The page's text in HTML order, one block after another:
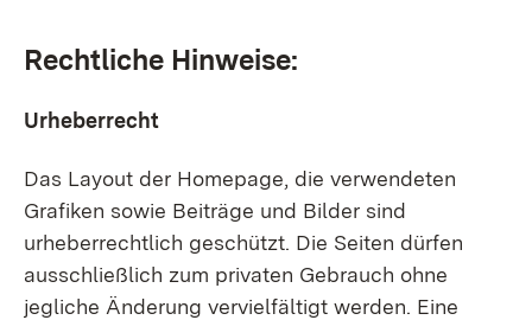
Rechtliche Hinweise:
Urheberrecht
Das Layout der Homepage, die verwendeten
Grafiken sowie Beiträge und Bilder sind
urheberrechtlich geschützt. Die Seiten dürfen
ausschließlich zum privaten Gebrauch ohne
jegliche Änderung vervielfältigt werden. Eine